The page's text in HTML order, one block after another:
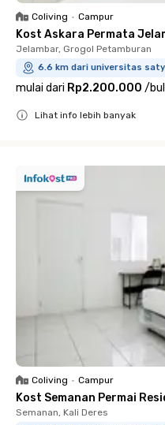
Coliving • Campur
Kost Askara Permata
Jelambar, Grogol Petamburan
6.6 km dari universitas
mulai dari Rp2.200.000 /
Lihat info lebih banyak
Coliving • Campur
Kost Semanan Permai
Semanan, Kali Deres